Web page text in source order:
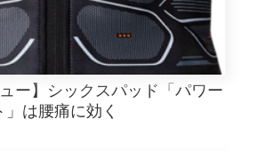
ー】シックスパッド「パワー
は腰痛に効く